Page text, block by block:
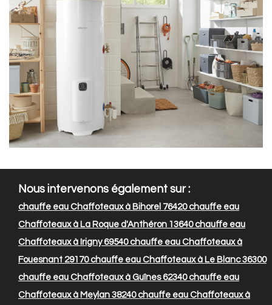
Nous intervenons également sur :
chauffe eau Chaffoteaux à Bihorel 76420chauffe eau
Chaffoteaux à La Roque d'Anthéron 13640chauffe eau
Chaffoteaux à Irigny 69540chauffe eau Chaffoteaux à
Fouesnant 29170chauffe eau Chaffoteaux à Le Blanc 36300
chauffe eau Chaffoteaux à Guînes 62340chauffe eau
Chaffoteaux à Meylan 38240chauffe eau Chaffoteaux à